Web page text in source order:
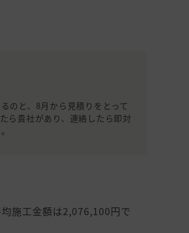
のと、8月から見積りをとって
ら貴社があり、連絡したら即対
施工金額は2,076,100円で